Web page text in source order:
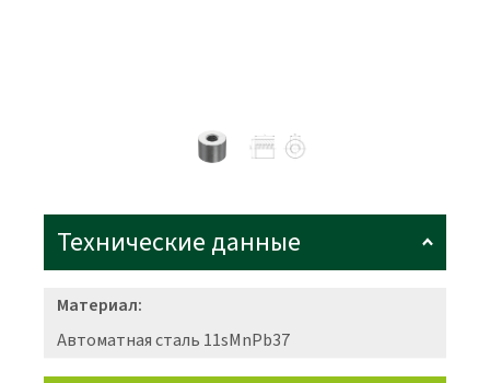
Технические данные
Материал:
Автоматная сталь 11sMnPb37